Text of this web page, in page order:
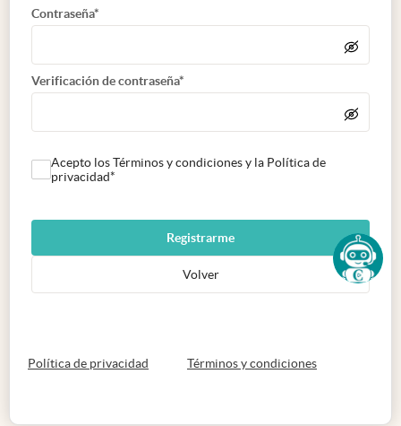
Contraseña*
Verificación de contraseña*
Acepto los Términos y condiciones y la Política de
privacidad*
Registrarme
Volver
Política de privacidad abre en nueva pestaña
Términos y condicionesabre en nueva